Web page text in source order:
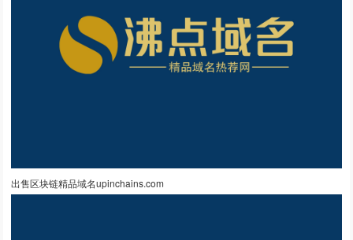
出售区块链精品域名upinchains.com